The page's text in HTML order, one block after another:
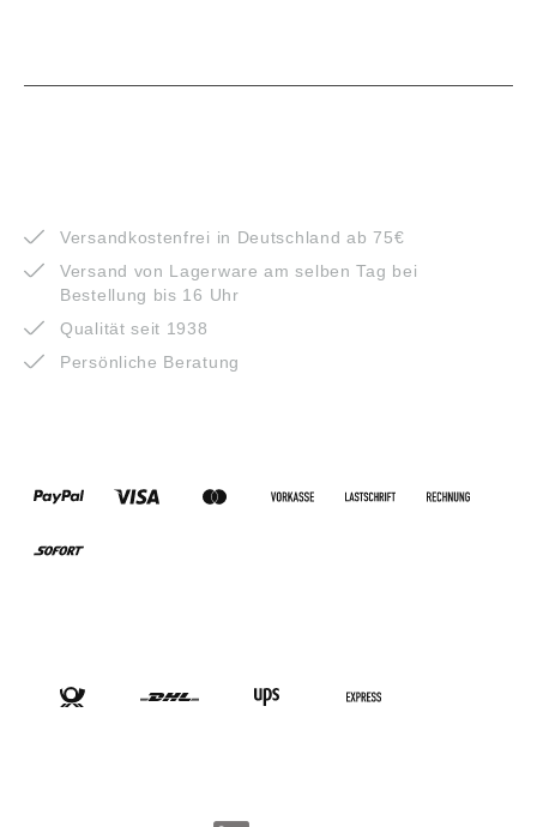
Versandkostenfrei in Deutschland ab 75€
Versand von Lagerware am selben Tag bei
Bestellung bis 16 Uhr
Qualität seit 1938
Persönliche Beratung